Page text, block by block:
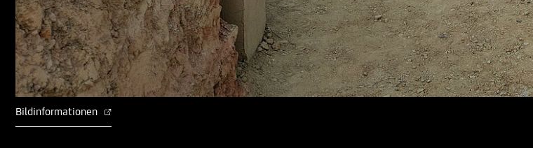
Bildinformationen